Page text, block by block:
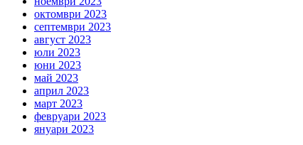
октомври 2023
септември 2023
август 2023
юли 2023
юни 2023
май 2023
април 2023
март 2023
февруари 2023
януари 2023